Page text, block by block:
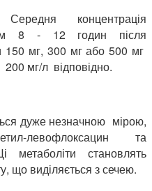
концентрація
8 - 12 годин після
мг, 300 мг або 500 мг
мг/л відповідно.
дуже незначною мірою,
левофлоксацин та
метаболіти становлять
що виділяється з сечею.